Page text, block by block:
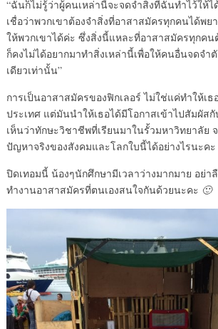
“ฉันก็ไม่รู้ว่าผู้คนเหล่านี้จะจดจำสิ่งที่ฉันทำไว้ให้
เชื่อว่าพวกเขาต้องจำสิ่งที่อาสาสมัครทุกคนได้พย
ให้พวกเขาได้ค่ะ ซึ่งสิ่งนี้แหละที่อาสาสมัครทุกค
ก็คงไม่ได้อยากมาทำสิ่งเหล่านี้เพื่อให้คนอื่นจดจำตั
เดียวเท่านั้น”
การเป็นอาสาสมัครของฟิกเลอร์ ไม่ใช่แค่ทำให้เธ
ประเทศ แต่มันนำให้เธอได้มีโอกาสเข้าไปสัมผัส
เห็นว่าทักษะวิชาชีพที่เรียนมาในรั้วมหาวิทยาลัย
ปัญหาจริงของสังคมและโลกใบนี้ได้อย่างไรนะคะ
ปิดเทอมนี้ น้องๆนักศึกษามีเวลาว่างมากมาย อย่า
ทำงานอาสาสมัครที่ตนเองสนใจกันด้วยนะคะ 🙂